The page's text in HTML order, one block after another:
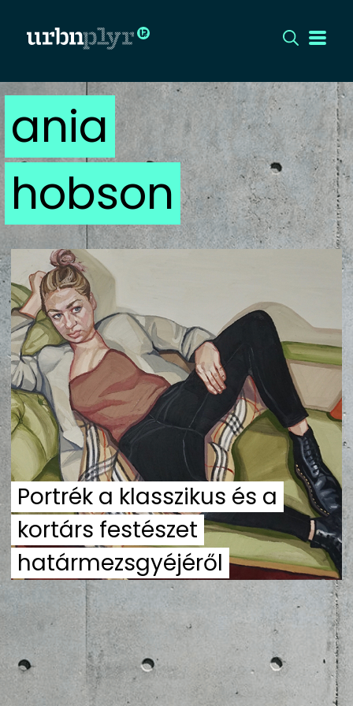
CÍMLAP
DIZÁJN
DIVAT
HIP
UTCA
ZENE
MÉDIAAJÁNLAT
IMPRESSZUM
PR-ARCHÍVUM
ADATKEZELÉSI TÁJÉKOZTATÓ
ania
hobson
Portrék a klasszikus és a
kortárs festészet
határmezsgyéjéről